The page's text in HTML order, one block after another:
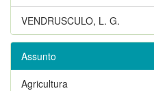
VENDRUSCULO, L. G.
Assunto
Agricultura